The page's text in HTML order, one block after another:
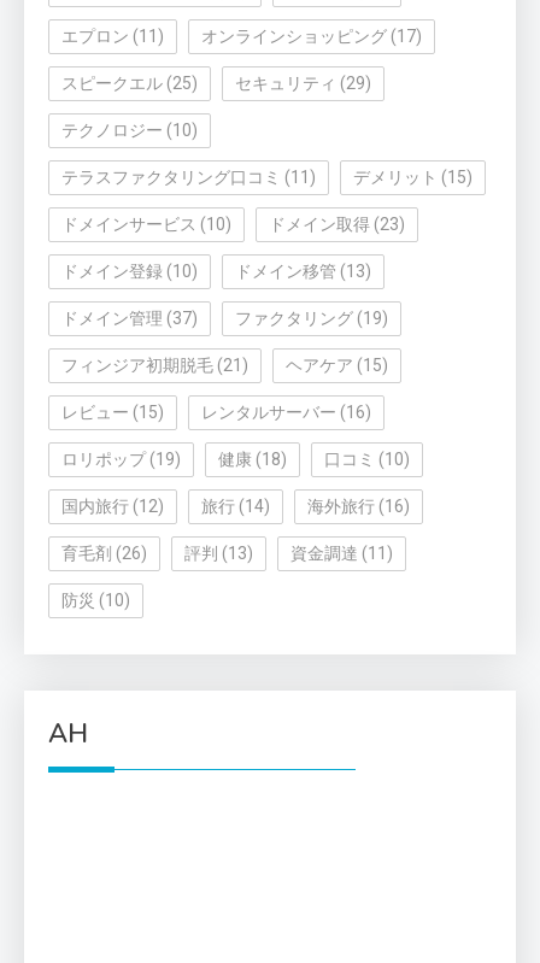
エプロン (11) オンラインショッピング (17)
スピークエル (25) セキュリティ (29)
テクノロジー (10)
テラスファクタリング口コミ (11) デメリット (15)
ドメインサービス (10) ドメイン取得 (23)
ドメイン登録 (10) ドメイン移管 (13)
ドメイン管理 (37) ファクタリング (19)
フィンジア初期脱毛 (21) ヘアケア (15)
レビュー (15) レンタルサーバー (16)
ロリポップ(19) 健康 (18) 口コミ (10)
国内旅行 (12) 旅行 (14) 海外旅行 (16)
育毛剤 (26) 評判 (13) 資金調達 (11)
防災 (10)
AH